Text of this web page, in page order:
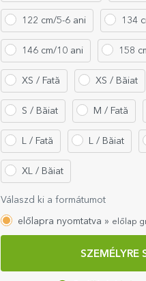
122 cm/5-6 ani 134
146 cm/10 ani 158
XS / Fată XS / Băiat
S / Băiat M / Fată
L / Fată L / Băiat
XL / Băiat
Válaszd ki a formátumot
előlapra nyomtatva » előlap
SZEMÉLYRE